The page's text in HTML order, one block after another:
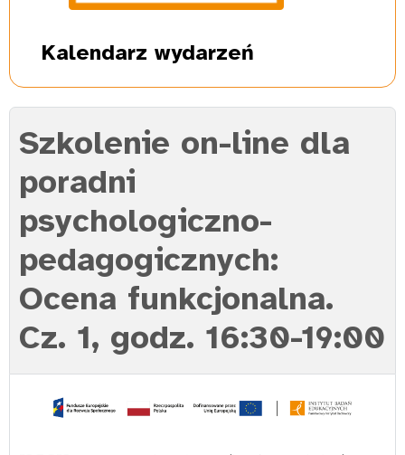
Kalendarz wydarzeń
Szkolenie on-line dla
poradni
psychologiczno-
pedagogicznych:
Ocena funkcjonalna.
Cz. 1, godz. 16:30-19:00